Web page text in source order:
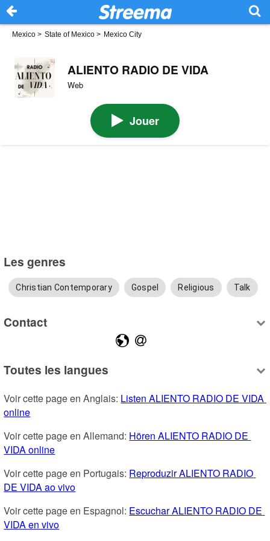
Mexico > State of Mexico > Mexico City
ALIENTO RADIO DE VIDA
Web
Jouer
Les genres
Christian Contemporary Gospel Religious Talk
Contact
Toutes les langues
Voir cette page en Anglais: Listen ALIENTO RADIO DE VIDA
online
Voir cette page en Allemand: Hören ALIENTO RADIO DE
VIDA online
Voir cette page en Portugais: Reproduzir ALIENTO RADIO
DE VIDA ao vivo
Voir cette page en Espagnol: Escuchar ALIENTO RADIO DE
VIDA en vivo